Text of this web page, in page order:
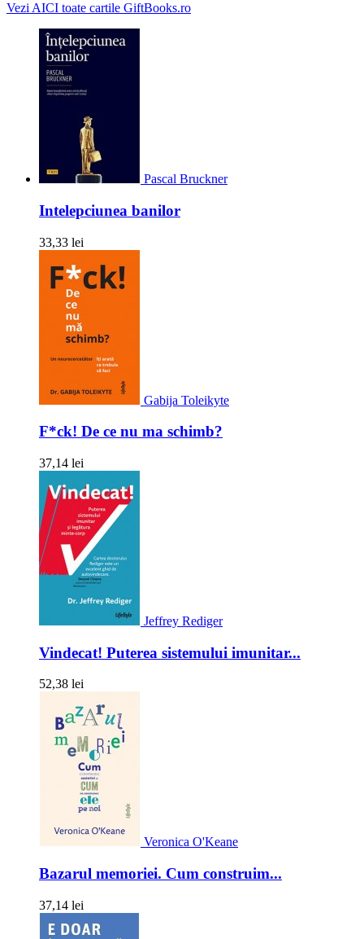
Vezi AICI toate cartile GiftBooks.ro
Pascal Bruckner
Intelepciunea banilor
33,33 lei
Gabija Toleikyte
F*ck! De ce nu ma schimb?
37,14 lei
Jeffrey Rediger
Vindecat! Puterea sistemului imunitar...
52,38 lei
Veronica O'Keane
Bazarul memoriei. Cum construim...
37,14 lei